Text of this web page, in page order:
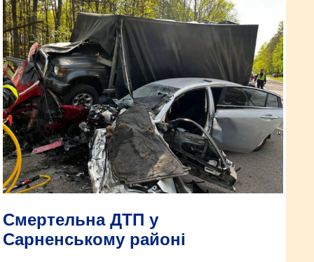
Смертельна ДТП у
Сарненському районі